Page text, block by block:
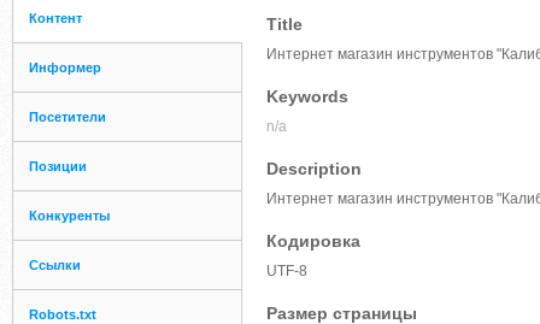
Контент
Информер
Посетители
Позиции
Конкуренты
Ссылки
Robots.txt
Title
Интернет магазин инструментов
Keywords
n/a
Description
Интернет магазин инструментов
Кодировка
UTF-8
Размер страницы